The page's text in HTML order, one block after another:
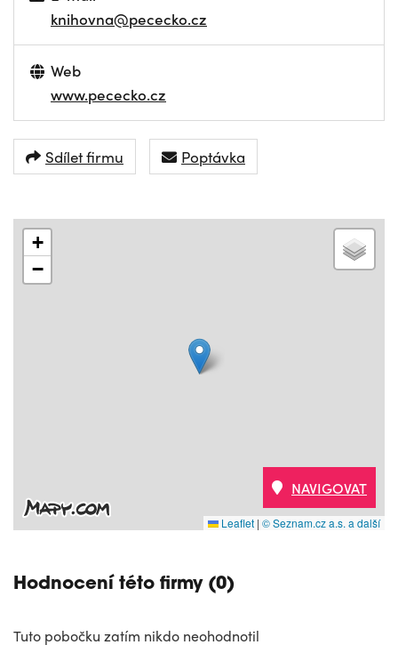
knihovna@pececko.cz
Web
www.pececko.cz
Sdílet firmu Poptávka
+
−
Leaflet | © Seznam.cz a.s. a další
NAVIGOVAT
Hodnocení této firmy (0)
Tuto pobočku zatím nikdo neohodnotil